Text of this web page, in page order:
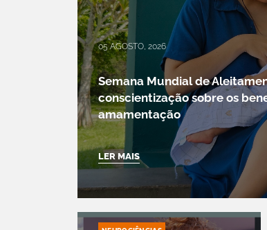
05 AGOSTO, 2026
Semana Mundial de
conscientização sobre os
amamentação
LER MAIS